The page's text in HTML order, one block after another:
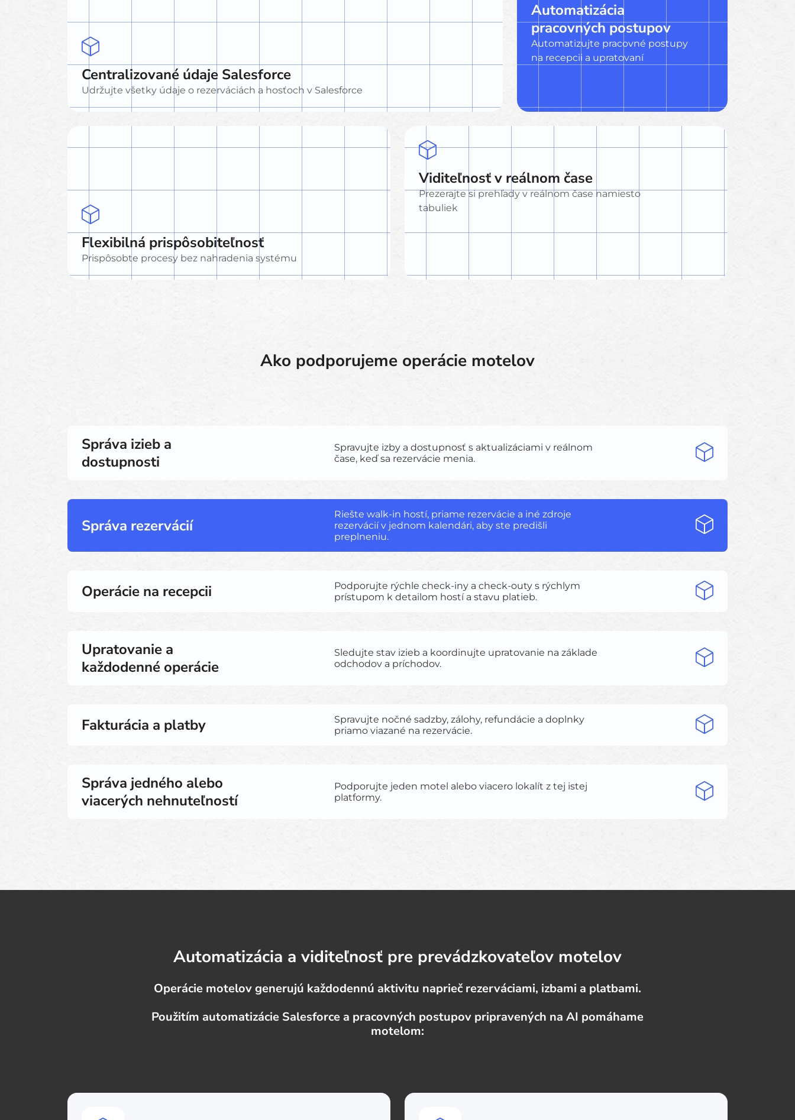
Centralizované údaje Salesforce
Udržujte všetky údaje o rezerváciách a hosťoch v Salesforce
Automatizácia
pracovných postupov
Automatizujte pracovné postupy
na recepcii a upratovaní
Flexibilná prispôsobiteľnosť
Prispôsobte procesy bez nahradenia systému
Viditeľnosť v reálnom čase
Prezerajte si prehľady v reálnom čase namiesto
tabuliek
Ako podporujeme operácie motelov
Správa izieb a
dostupnosti
Spravujte izby a dostupnosť s aktualizáciami v reálnom
čase, keď sa rezervácie menia.
Správa rezervácií
Riešte walk-in hostí, priame rezervácie a iné zdroje
rezervácií v jednom kalendári, aby ste predišli
preplneniu.
Operácie na recepcii
Podporujte rýchle check-iny a check-outy s rýchlym
prístupom k detailom hostí a stavu platieb.
Upratovanie a
každodenné operácie
Sledujte stav izieb a koordinujte upratovanie na základe
odchodov a príchodov.
Fakturácia a platby
Spravujte nočné sadzby, zálohy, refundácie a doplnky
priamo viazané na rezervácie.
Správa jedného alebo
viacerých nehnuteľností
Podporujte jeden motel alebo viacero lokalít z tej istej
platformy.
Automatizácia a viditeľnosť pre prevádzkovateľov motelov
Operácie motelov generujú každodennú aktivitu naprieč rezerváciami, izbami a platbami.
Použitím automatizácie Salesforce a pracovných postupov pripravených na AI pomáhame
motelom: